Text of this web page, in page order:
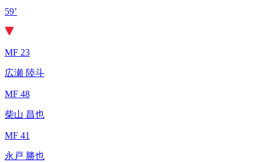
59’
MF 23
広瀬 陸斗
MF 48
柴山 昌也
MF 41
永戸 勝也